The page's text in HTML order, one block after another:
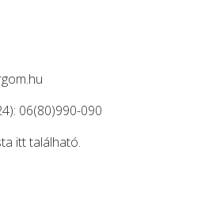
06(80)990-090
itttalálható.